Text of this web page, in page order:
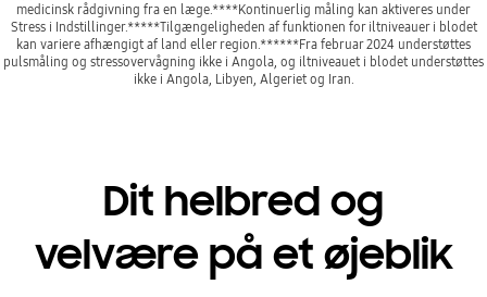
medicinsk rådgivning fra en læge.****Kontinuerlig måling kan aktiveres under
Stress i Indstillinger.*****Tilgængeligheden af funktionen for iltniveauer i blodet
kan variere afhængigt af land eller region.******Fra februar 2024 understøttes
pulsmåling og stressovervågning ikke i Angola, og iltniveauet i blodet understøttes
ikke i Angola, Libyen, Algeriet og Iran.
Dit helbred og
velvære på et øjeblik